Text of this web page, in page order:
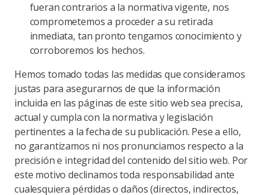
fueran contrarios a la normativa vigente, nos
comprometemos a proceder a su retirada
inmediata, tan pronto tengamos conocimiento y
corroboremos los hechos.
Hemos tomado todas las medidas que consideramos
justas para asegurarnos de que la información
incluida en las páginas de este sitio web sea precisa,
actual y cumpla con la normativa y legislación
pertinentes a la fecha de su publicación. Pese a ello,
no garantizamos ni nos pronunciamos respecto a la
precisión e integridad del contenido del sitio web. Por
este motivo declinamos toda responsabilidad ante
cualesquiera pérdidas o daños (directos, indirectos,